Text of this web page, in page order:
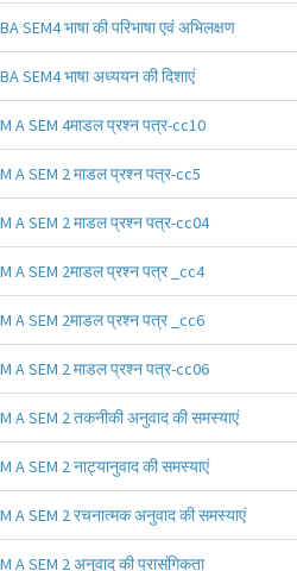
BA SEM4 भाषा की परिभाषा एवं अभिलक्षण
BA SEM4 भाषा अध्ययन की दिशाएं
M A SEM 4माडल प्रश्न पत्र-cc10
M A SEM 2 माडल प्रश्न पत्र-cc5
M A SEM 2 माडल प्रश्न पत्र-cc04
M A SEM 2माडल प्रश्न पत्र _cc4
M A SEM 2माडल प्रश्न पत्र _cc6
M A SEM 2 माडल प्रश्न पत्र-cc06
M A SEM 2 तकनीकी अनुवाद की समस्याएं
M A SEM 2 नाट्यानुवाद की समस्याएं
M A SEM 2 रचनात्मक अनुवाद की समस्याएं
M A SEM 2 अनुवाद की प्रासंगिकता